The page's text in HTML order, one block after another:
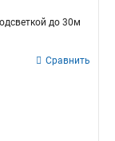
до 30м
Сравнить